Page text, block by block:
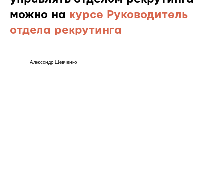
можно на курсе Руководитель
отдела рекрутинга
Александр Шевченко